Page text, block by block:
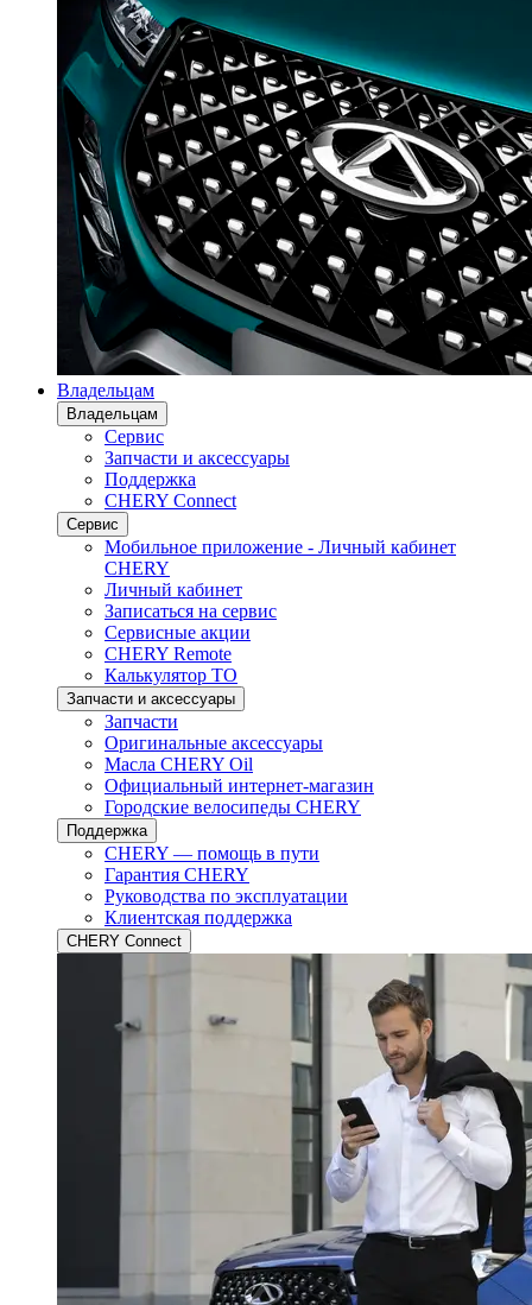
Владельцам
Владельцам
Сервис
Запчасти и аксессуары
Поддержка
CHERY Connect
Сервис
Мобильное приложение - Личный кабинет
CHERY
Личный кабинет
Записаться на сервис
Сервисные акции
CHERY Remote
Калькулятор ТО
Запчасти и аксессуары
Запчасти
Оригинальные аксессуары
Масла CHERY Oil
Официальный интернет-магазин
Городские велосипеды CHERY
Поддержка
CHERY — помощь в пути
Гарантия CHERY
Руководства по эксплуатации
Клиентская поддержка
CHERY Connect